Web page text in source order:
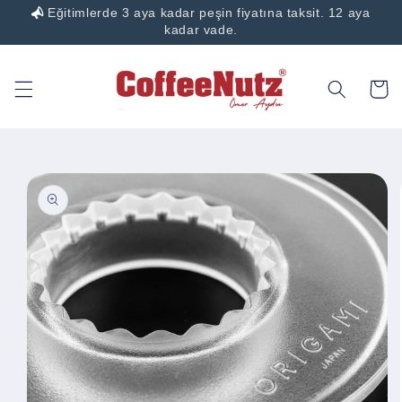
Eğitimlerde 3 aya kadar peşin fiyatına taksit. 12 aya
kadar vade.
İçeriğe
Sepet
Ürün
bilgisine
atla